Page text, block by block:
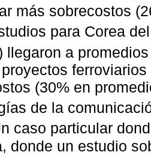
más sobrecostos
para Corea
llegaron a
(30% en
de la
caso particular
donde un estudio